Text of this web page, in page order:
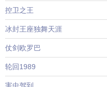
控卫之王
冰封王座独舞天涯
仗剑欧罗巴
轮回1989